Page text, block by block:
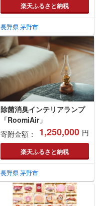
楽天ふるさと納税
長野県 茅野市
除菌消臭インテリアランプ
「RoomiAir」
寄附金額：
1,250,000 円
楽天ふるさと納税
長野県 茅野市